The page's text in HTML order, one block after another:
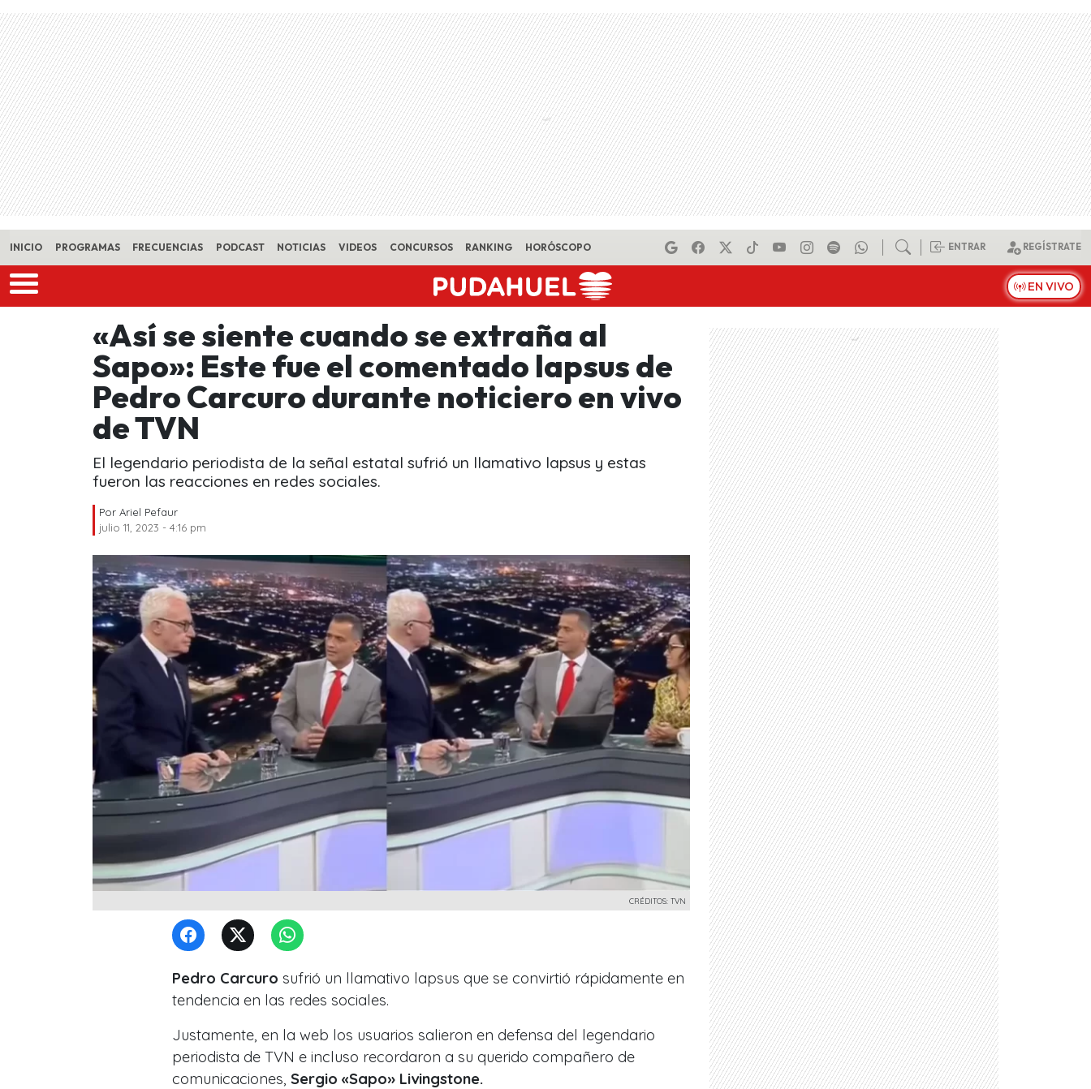
Skip to main content
INICIO PROGRAMAS FRECUENCIAS PODCAST NOTICIAS VIDEOS CONCURSOS RANKING HORÓSCOPO ENTRAR REGÍSTRATE
EN VIVO
«Así se siente cuando se extraña al
Sapo»: Este fue el comentado lapsus de
Pedro Carcuro durante noticiero en vivo
de TVN
El legendario periodista de la señal estatal sufrió un llamativo lapsus y estas
fueron las reacciones en redes sociales.
Por Ariel Pefaur
julio 11, 2023 - 4:16 pm
CRÉDITOS: TVN
Pedro Carcuro sufrió un llamativo lapsus que se convirtió rápidamente en
tendencia en las redes sociales.
Justamente, en la web los usuarios salieron en defensa del legendario
periodista de TVN e incluso recordaron a su querido compañero de
comunicaciones, Sergio «Sapo» Livingstone.